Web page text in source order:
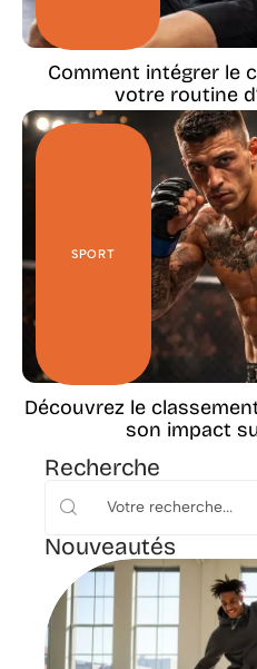
Comment intégrer le
votre routine
SPORT
Découvrez le
son impact
Recherche
Nouveautés